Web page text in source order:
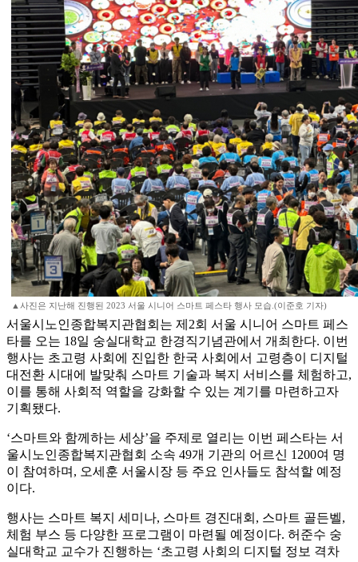
▲사진은 지난해 진행된 2023 서울 시니어 스마트 페스타 행사 모습.(이준호 기자)
서울시노인종합복지관협회는 제2회 서울 시니어 스마트 페스
타를 오는 18일 숭실대학교 한경직기념관에서 개최한다. 이번
행사는 초고령 사회에 진입한 한국 사회에서 고령층이 디지털
대전환 시대에 발맞춰 스마트 기술과 복지 서비스를 체험하고,
이를 통해 사회적 역할을 강화할 수 있는 계기를 마련하고자
기획됐다.
‘스마트와 함께하는 세상’을 주제로 열리는 이번 페스타는 서
울시노인종합복지관협회 소속 49개 기관의 어르신 1200여 명
이 참여하며, 오세훈 서울시장 등 주요 인사들도 참석할 예정
이다.
행사는 스마트 복지 세미나, 스마트 경진대회, 스마트 골든벨,
체험 부스 등 다양한 프로그램이 마련될 예정이다. 허준수 숭
실대학교 교수가 진행하는 ‘초고령 사회의 디지털 정보 격차